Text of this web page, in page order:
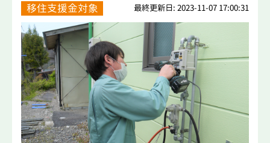
移住支援金対象 最終更新日: 2023-11-07 17:00:31